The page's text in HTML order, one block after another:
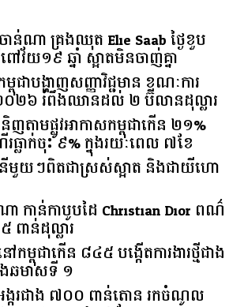
ន់ណា គ្រងឈុត Elie Saab ថ្ងៃខួប
យ១៩ ឆ្នាំ ស្អាតមិនចាញ់គ្នា
ជា​បង្ហាញ​សញ្ញា​វិជ្ជមាន​ ​ខណៈ​ការ​
២០២៦​ ​រំពឹង​ឈានដល់​ ​២​ ​ប៊ីលាន​ដុល្លារ​
ញតាមផ្លូវអាកាសកម្ពុជាកើន ២១%
លាក់ចុះ ៩% ក្នុងរយៈពេល ៧ខែ
នីមួយៗពិតជាស្រស់ស្អាត និងជាយីហោ
ា កាន់កាបូបដៃ Christian Dior ពណ៌
ពាន់ដុល្លារ
ម្ពុជា​កើន​ ​៨៤៥​ ​បង្កើត​ការងារ​ថ្មី​ជាង​
ង​ឆមាស​ទី ​១​